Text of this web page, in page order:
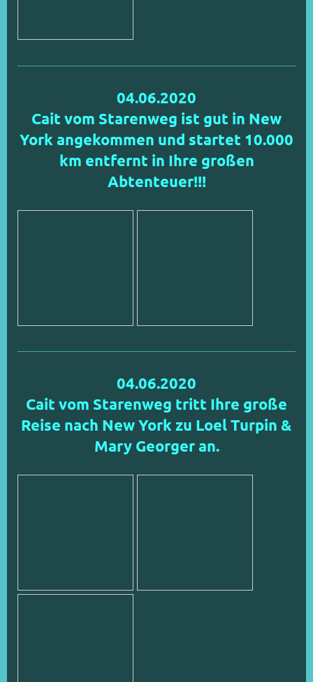
04.06.2020
Cait vom Starenweg ist gut in New
York angekommen und startet 10.000
km entfernt in Ihre großen
Abtenteuer!!!
04.06.2020
Cait vom Starenweg tritt Ihre große
Reise nach New York zu Loel Turpin &
Mary Georger an.